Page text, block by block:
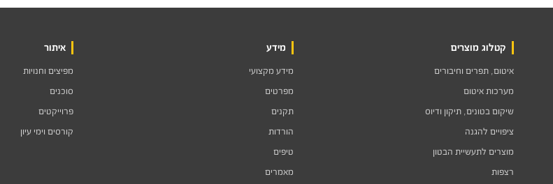
קטלוג מוצרים
איטום, תפרים וחיבורים
מערכות איטום
שיקום בטונים, תיקון ודיוס
ציפויים להגנה
מוצרים לתעשיית הבטון
רצפות
מידע
מידע מקצועי
מפרטים
תקנים
הורדות
טיפים
מאמרים
איתור
מפיצים וחנויות
סוכנים
פרוייקטים
קורסים וימי עיון